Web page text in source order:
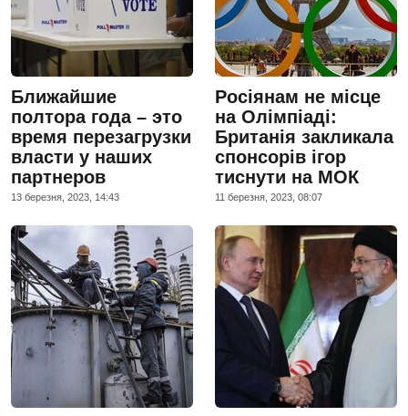
Ближайшие
полтора года – это
время перезагрузки
власти у наших
партнеров
13 березня, 2023, 14:43
Росіянам не місце
на Олімпіаді:
Британія закликала
спонсорів ігор
тиснути на МОК
11 березня, 2023, 08:07